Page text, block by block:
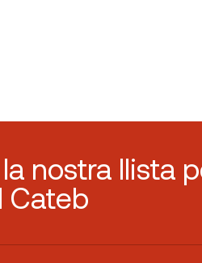
nostra llista
Cateb